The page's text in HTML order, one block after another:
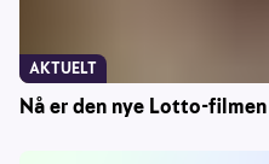
Nå er den nye Lotto-
AKTUELT